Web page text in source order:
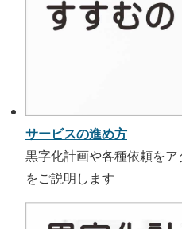
サービスの進め方
黒字化計画や各種依頼を
をご説明します